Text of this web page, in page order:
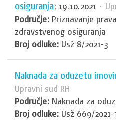
osiguranja; 19.10.2021 ·
Područje: Priznavanje
zdravstvenog osiguranja
Broj odluke: Usž 8/2021-3
Naknada za oduzetu
Upravni sud RH
Područje: Naknada za
Broj odluke: Usž 669/2021-